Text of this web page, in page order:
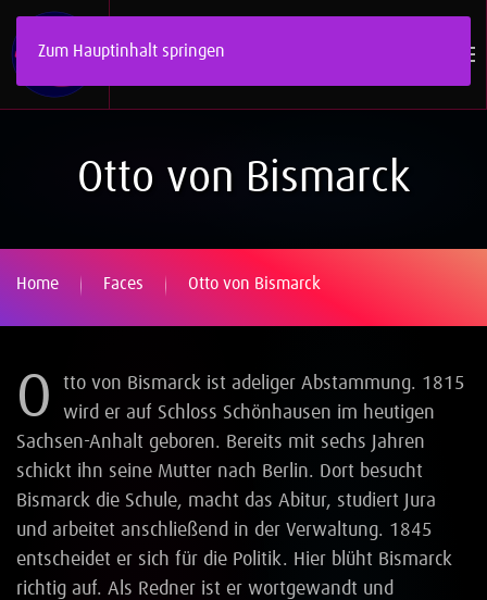
Zum Hauptinhalt springen
Otto von Bismarck
Home Faces Otto von Bismarck
O
tto von Bismarck ist adeliger Abstammung. 1815
wird er auf Schloss Schönhausen im heutigen
Sachsen-Anhalt geboren. Bereits mit sechs Jahren
schickt ihn seine Mutter nach Berlin. Dort besucht
Bismarck die Schule, macht das Abitur, studiert Jura
und arbeitet anschließend in der Verwaltung. 1845
entscheidet er sich für die Politik. Hier blüht Bismarck
richtig auf. Als Redner ist er wortgewandt und